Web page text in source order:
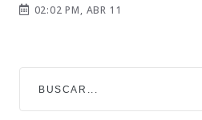
02:02 PM, ABR 11